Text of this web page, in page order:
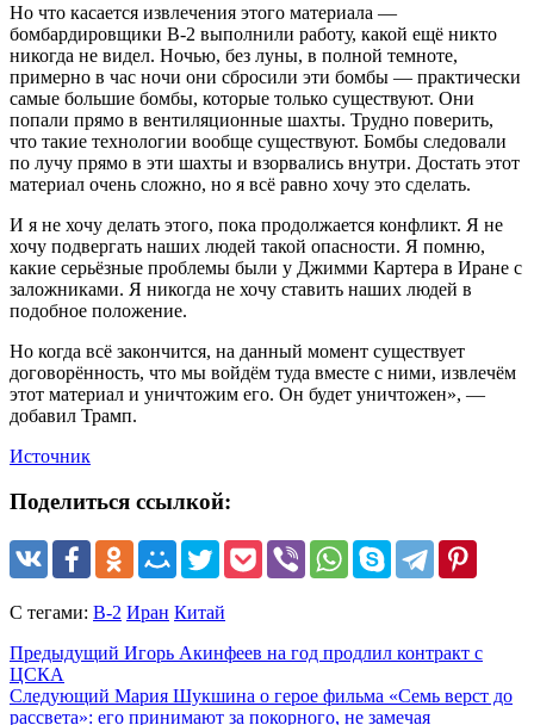
Но что касается извлечения этого материала —
бомбардировщики B-2 выполнили работу, какой ещё никто
никогда не видел. Ночью, без луны, в полной темноте,
примерно в час ночи они сбросили эти бомбы — практически
самые большие бомбы, которые только существуют. Они
попали прямо в вентиляционные шахты. Трудно поверить,
что такие технологии вообще существуют. Бомбы следовали
по лучу прямо в эти шахты и взорвались внутри. Достать этот
материал очень сложно, но я всё равно хочу это сделать.
И я не хочу делать этого, пока продолжается конфликт. Я не
хочу подвергать наших людей такой опасности. Я помню,
какие серьёзные проблемы были у Джимми Картера в Иране с
заложниками. Я никогда не хочу ставить наших людей в
подобное положение.
Но когда всё закончится, на данный момент существует
договорённость, что мы войдём туда вместе с ними, извлечём
этот материал и уничтожим его. Он будет уничтожен», —
добавил Трамп.
Источник
Поделиться ссылкой:
С тегами: B-2 Иран Китай
Предыдущий Игорь Акинфеев на год продлил контракт с
ЦСКА
Следующий Мария Шукшина о герое фильма «Семь верст до
рассвета»: его принимают за покорного, не замечая